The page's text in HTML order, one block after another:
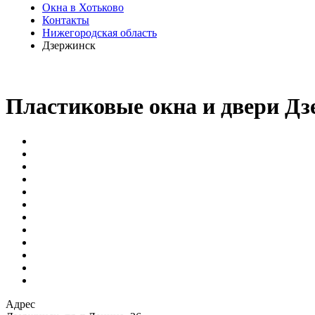
Окна в Хотьково
Контакты
Нижегородская область
Дзержинск
Пластиковые окна и двери
Адрес